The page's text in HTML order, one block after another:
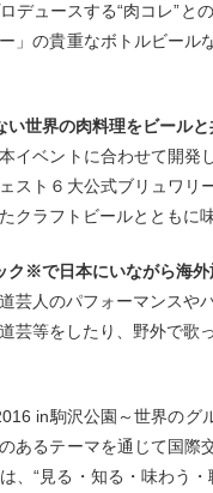
デュースする“肉コレ”と
」の貴重なボトルビー
世界の肉料理をビールと
イベントに合わせて開発
スト６大公式ブリュワリ
クラフトビールとともに
ク※で日本にいながら海外
芸人のパフォーマンスや
芸等をしたり、野外で歌
in駒沢公園～世界の
あるテーマを通じて国際
、“見る・知る・味わう